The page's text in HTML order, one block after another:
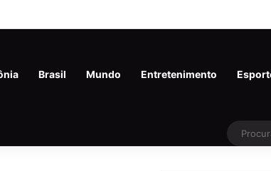
na Vila Princesa
Brasil Mundo Entretenimento